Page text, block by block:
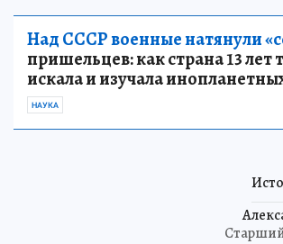
Над СССР военные натянули
пришельцев: как страна 13 лет
искала и изучала
НАУКА